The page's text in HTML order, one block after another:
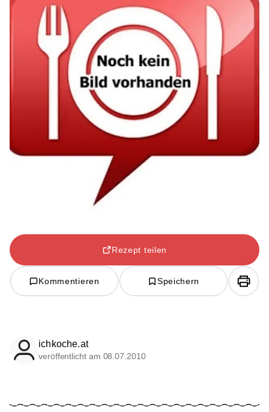
Rezept teilen
Kommentieren Speichern
ichkoche.at
veröffentlicht am 08.07.2010